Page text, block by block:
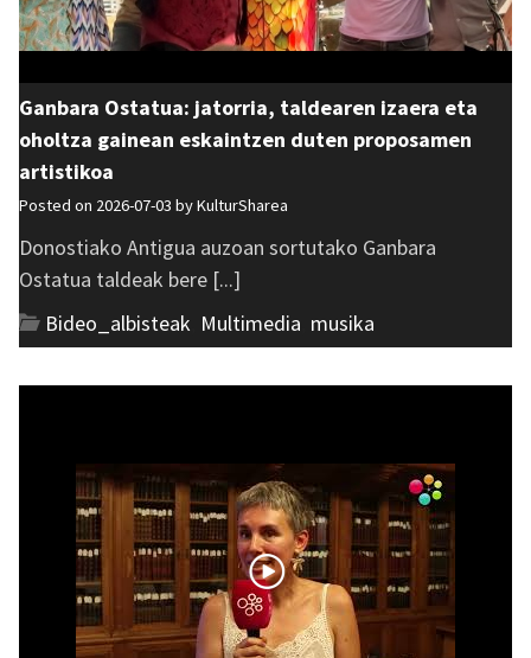
Ganbara Ostatua: jatorria, taldearen izaera eta
oholtza gainean eskaintzen duten proposamen
artistikoa
Posted on 2026-07-03 byKulturSharea
Donostiako Antigua auzoan sortutako Ganbara
Ostatua taldeak bere [...]
Bideo_albisteak Multimedia musika